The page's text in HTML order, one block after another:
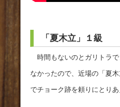
「夏木立」１級
時間もないのとガリトラ
なかったので、近場の「夏
でチョーク跡を頼りにとり